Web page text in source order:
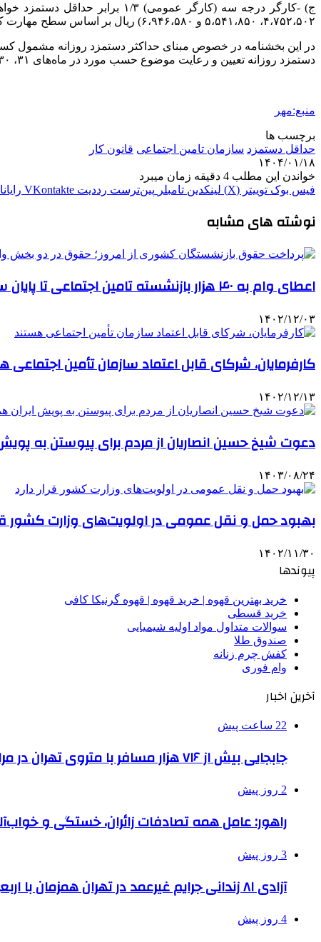
ج
۷۵۲،۵۰۲‏،۴، ۸۵۰‏،۵۴۱‏،۵ و ۹۴۶،۵۸۰‏،۶) ریال بر اساس سطح مهارت کارگران مزبور و با رعایت مصوبات هیأت مدیره محاسبه و وصول خواهد شد.
دستمزد روزانه تعیین و رعایت موضوع حسب مورد در ماه‌های ۳۱، ۳۰ و ۲۹ روزه الزامی می‌باشد.
منبع:مهر
برچسب ها
حداقل دستمزد سازمان تامین اجتماعی قانون کار
۱۴۰۴/۰۱/۱۸
خواندن این مطلب 4 دقیقه زمان میبرد
فیس بوک توییتر (X) لینکدین ‫تامبلر ‫پین‌ترست ‫رددیت ‫VKontakte
نوشته های مشابه
اعطای وام به ۴۰ هزار بازنشسته تامین اجتماعی تا پایان سال
۱۴۰۲/۱۲/۰۳
کارفرمایان، شرکای قابل اعتماد سازمان تأمین اجتماعی
۱۴۰۲/۱۲/۱۳
دعوت شیخ حسین انصاریان از مردم برای پیوستن به
۱۴۰۳/۰۸/۲۴
بهبود حمل و نقل عمومی در اولویت‌های وزارت کشور
۱۴۰۲/۱۱/۳۰
پیوندها
خرید بهترین قهوه | خرید قهوه | قهوه گرنیکا کافی
خرید قسطی
سوالات متداول مواد اولیه شیمیایی
صندوق طلا
کفش چرم زنانه
وام فوری
آخرین اخبار
22 ساعت پیش
جابجایی بیش از ۷۱۶ هزار مسافر با متروی تهران در مراسم جاماندگان اربعین
2 روز پیش
راهور: عامل همه تصادفات زائران، خستگی و
3 روز پیش
آزادی ۸۱ زندانی جرایم غیرعمد در تهران همزمان با اربعین
4 روز پیش